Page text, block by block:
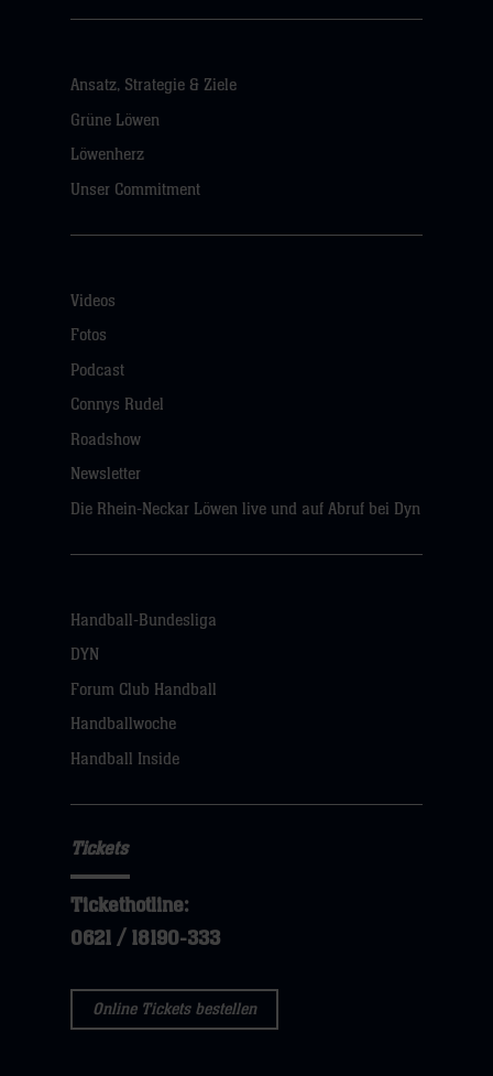
Ansatz, Strategie & Ziele
Grüne Löwen
Löwenherz
Unser Commitment
Videos
Fotos
Podcast
Connys Rudel
Roadshow
Newsletter
Die Rhein-Neckar Löwen live und auf Abruf bei Dyn
Handball-Bundesliga
DYN
Forum Club Handball
Handballwoche
Handball Inside
Tickets
Tickethotline:
0621 / 18190-333
Online Tickets bestellen